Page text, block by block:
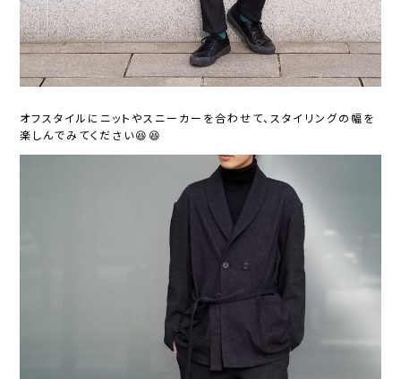
オフスタイルにニットやスニーカーを合わせて、スタイリングの幅を
楽しんでみてください😆😆